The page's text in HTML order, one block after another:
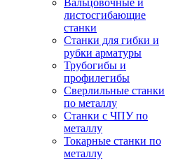
Вальцовочные и
листосгибающие
станки
Станки для гибки и
рубки арматуры
Трубогибы и
профилегибы
Сверлильные станки
по металлу
Станки с ЧПУ по
металлу
Токарные станки по
металлу